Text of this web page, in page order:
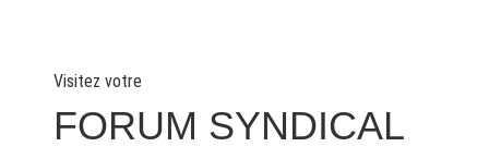
Visitez votre
FORUM SYNDICAL